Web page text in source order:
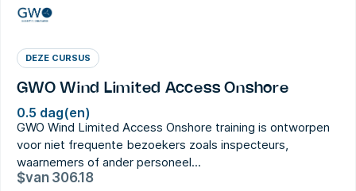
DEZE CURSUS
GWO Wind Limited Access Onshore
0.5 dag(en)
GWO Wind Limited Access Onshore training is ontworpen
voor niet frequente bezoekers zoals inspecteurs,
waarnemers of ander personeel...
$van 306.18